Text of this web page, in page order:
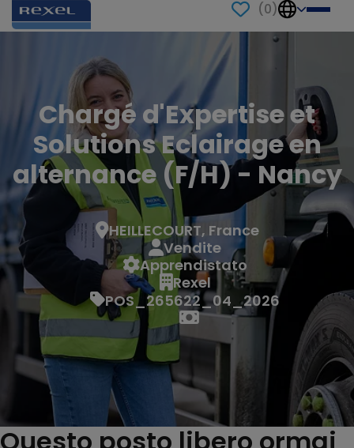
(0)
Chargé d'Expertise et
Solutions Eclairage en
alternance (F/H) - Nancy
HEILLECOURT, France
Vendite
Apprendistato
Rexel
POS_265622_04_2026